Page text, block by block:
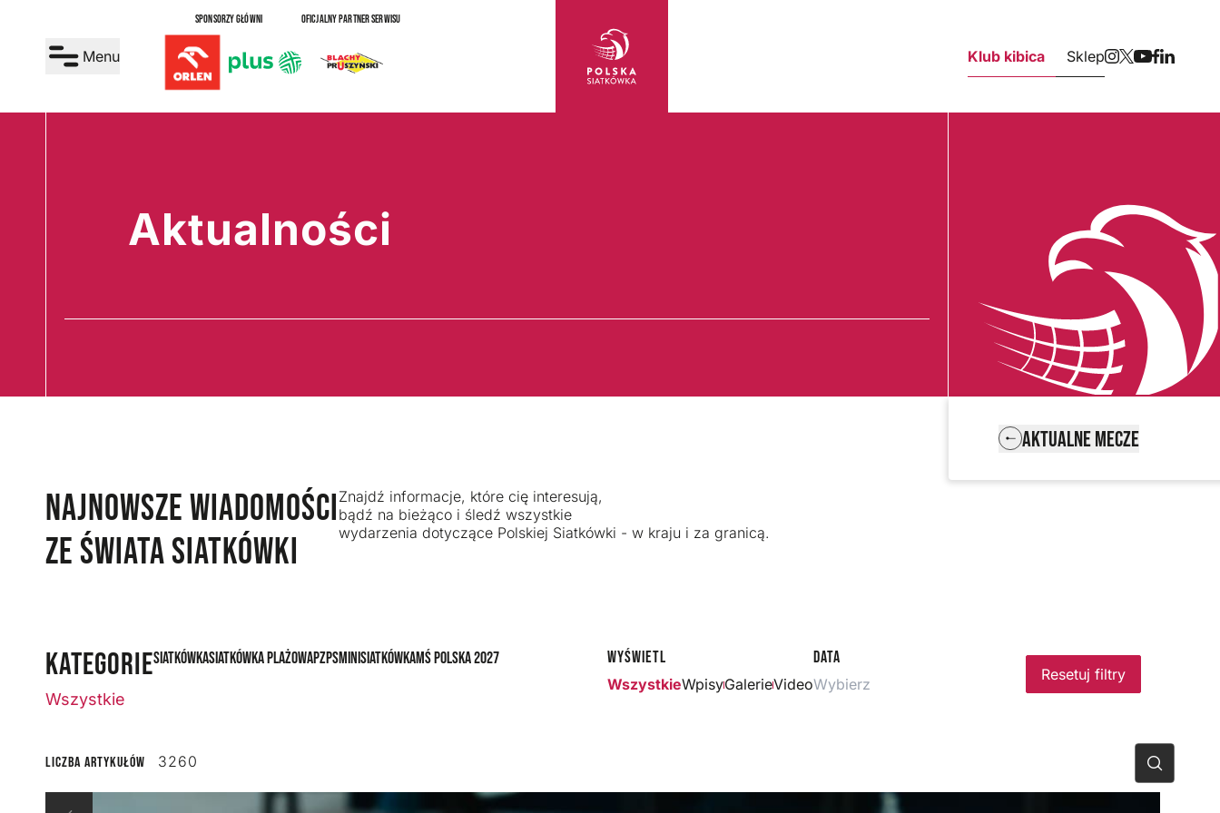
Menu
SPONSORZY GŁÓWNI OFICJALNY PARTNER SERWISU
Klub kibica Sklep
Aktualności
AKTUALNE MECZE
NAJNOWSZE WIADOMOŚCI
ZE ŚWIATA SIATKÓWKI
Znajdź informacje, które cię interesują,
bądź na bieżąco i śledź wszystkie
wydarzenia dotyczące Polskiej Siatkówki - w kraju i za granicą.
KATEGORIE
Wszystkie
SiatkówkaSiatkówka plażowaPZPSMinisiatkówkaMŚ Polska 2027 Wyświetl
WszystkieWpisyGalerieVideo
Data
Resetuj filtry
Liczba artykułów 3260